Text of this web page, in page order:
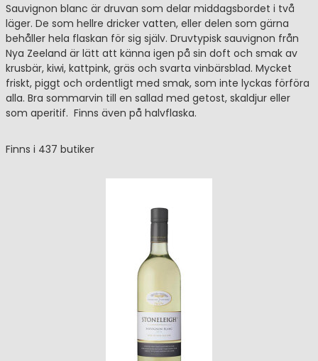
Sauvignon blanc är druvan som delar middagsbordet i två
läger. De som hellre dricker vatten, eller delen som gärna
behåller hela flaskan för sig själv. Druvtypisk sauvignon från
Nya Zeeland är lätt att känna igen på sin doft och smak av
krusbär, kiwi, kattpink, gräs och svarta vinbärsblad. Mycket
friskt, piggt och ordentligt med smak, som inte lyckas förföra
alla. Bra sommarvin till en sallad med getost, skaldjur eller
som aperitif. Finns även på halvflaska.
Finns i 437 butiker